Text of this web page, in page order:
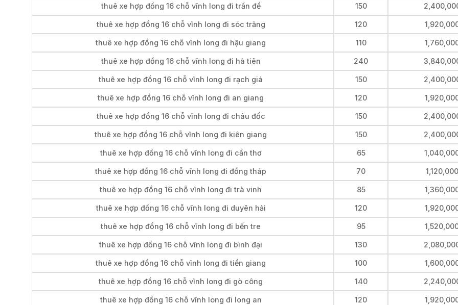
thuê xe hợp đồng 16 chỗ vĩnh long đi trần đề 150
thuê xe hợp đồng 16 chỗ vĩnh long đi sóc trăng 120
thuê xe hợp đồng 16 chỗ vĩnh long đi hậu giang 110
thuê xe hợp đồng 16 chỗ vĩnh long đi hà tiên 240
thuê xe hợp đồng 16 chỗ vĩnh long đi rạch giá 150
thuê xe hợp đồng 16 chỗ vĩnh long đi an giang 120
thuê xe hợp đồng 16 chỗ vĩnh long đi châu đốc 150
thuê xe hợp đồng 16 chỗ vĩnh long đi kiên giang 150
thuê xe hợp đồng 16 chỗ vĩnh long đi cần thơ 65
thuê xe hợp đồng 16 chỗ vĩnh long đi đồng tháp 70 1,120,000
thuê xe hợp đồng 16 chỗ vĩnh long đi trà vinh 85
thuê xe hợp đồng 16 chỗ vĩnh long đi duyên hải 120
thuê xe hợp đồng 16 chỗ vĩnh long đi bến tre 95
thuê xe hợp đồng 16 chỗ vĩnh long đi bình đại 130
thuê xe hợp đồng 16 chỗ vĩnh long đi tiền giang 100
thuê xe hợp đồng 16 chỗ vĩnh long đi gò công 140
thuê xe hợp đồng 16 chỗ vĩnh long đi long an 120